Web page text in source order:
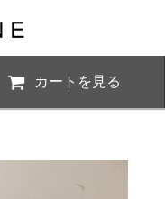
カートを見る